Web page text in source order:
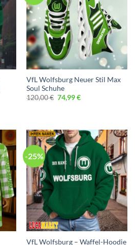
VfL Wolfsburg Neuer Stil Max
Soul Schuhe
120,00€ Ursprünglicher
Preis
74,99€Aktueller
-25%
VfL Wolfsburg – Waffel-Hoodie